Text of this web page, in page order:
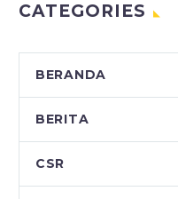
CATEGORIES
BERANDA
BERITA
CSR